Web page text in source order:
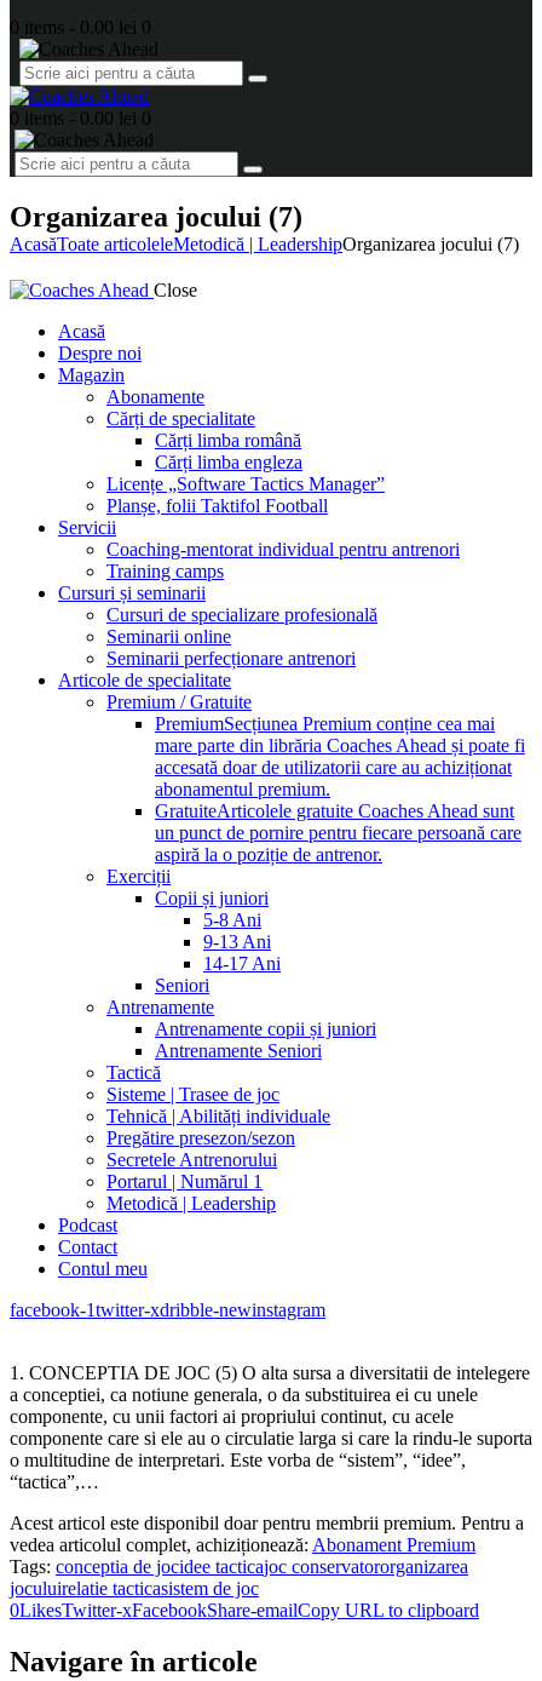
0 items - 0.00 lei 0
0 items - 0.00 lei 0
Organizarea jocului (7)
AcasăToate articoleleMetodică | LeadershipOrganizarea jocului (7)
Close
Acasă
Despre noi
Magazin
Abonamente
Cărți de specialitate
Cărți limba română
Cărți limba engleza
Licențe „Software Tactics Manager”
Planșe, folii Taktifol Football
Servicii
Coaching-mentorat individual pentru antrenori
Training camps
Cursuri și seminarii
Cursuri de specializare profesională
Seminarii online
Seminarii perfecționare antrenori
Articole de specialitate
Premium / Gratuite
PremiumSecțiunea Premium conține cea mai
mare parte din librăria Coaches Ahead și poate fi
accesată doar de utilizatorii care au achiziționat
abonamentul premium.
GratuiteArticolele gratuite Coaches Ahead sunt
un punct de pornire pentru fiecare persoană care
aspiră la o poziție de antrenor.
Exerciții
Copii și juniori
5-8 Ani
9-13 Ani
14-17 Ani
Seniori
Antrenamente
Antrenamente copii și juniori
Antrenamente Seniori
Tactică
Sisteme | Trasee de joc
Tehnică | Abilități individuale
Pregătire presezon/sezon
Secretele Antrenorului
Portarul | Numărul 1
Metodică | Leadership
Podcast
Contact
Contul meu
facebook-1twitter-xdribble-newinstagram
1. CONCEPTIA DE JOC (5) O alta sursa a diversitatii de intelegere
a conceptiei, ca notiune generala, o da substituirea ei cu unele
componente, cu unii factori ai propriului continut, cu acele
componente care si ele au o circulatie larga si care la rindu-le suporta
o multitudine de interpretari. Este vorba de “sistem”, “idee”,
“tactica”,…
Acest articol este disponibil doar pentru membrii premium. Pentru a
vedea articolul complet, achiziționează: Abonament Premium
Tags: conceptia de jocidee tacticajoc conservatororganizarea
joculuirelatie tacticasistem de joc
0LikesTwitter-xFacebookShare-emailCopy URL to clipboard
Navigare în articole